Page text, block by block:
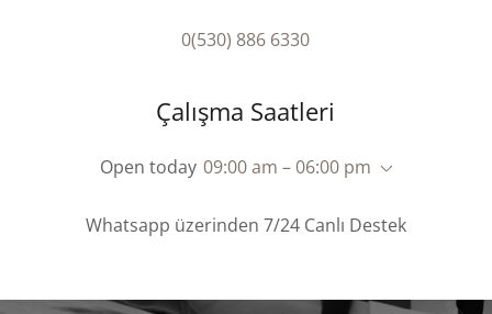
0(530) 886 6330
Çalışma Saatleri
Open today 09:00 am – 06:00 pm
Whatsapp üzerinden 7/24 Canlı Destek